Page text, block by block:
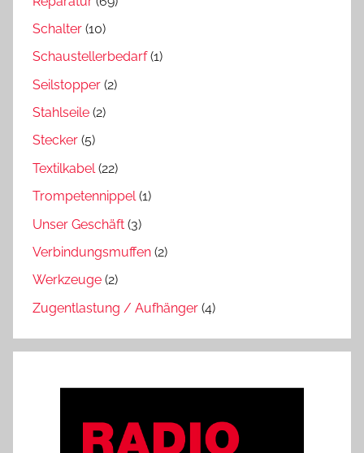
Schalter (10)
Schaustellerbedarf(1)
Seilstopper (2)
Stahlseile (2)
Stecker (5)
Textilkabel (22)
Trompetennippel(1)
Unser Geschäft (3)
Verbindungsmuffen (2)
Werkzeuge (2)
Zugentlastung / Aufhänger (4)